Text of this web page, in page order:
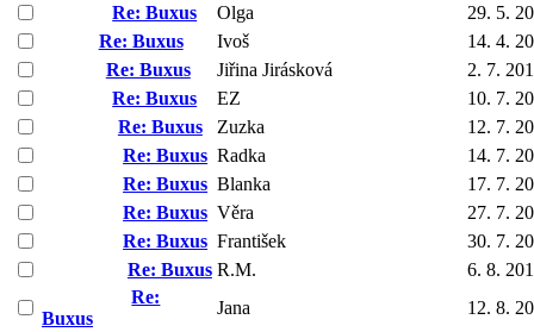
Re: Buxus
Olga
29. 5.
Re: Buxus
Ivoš
14. 4.
Re: Buxus
Jiřina Jirásková
2. 7.
Re: Buxus
EZ
10. 7.
Re: Buxus
Zuzka
12. 7.
Re: Buxus Radka
14. 7.
Re: Buxus Blanka
17. 7.
Re: Buxus Věra
27. 7.
Re: Buxus František
30. 7.
Re: Buxus R.M.
6. 8.
Re:
Buxus
Jana
12. 8.